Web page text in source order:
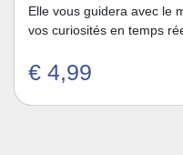
Elle vous guidera avec le
vos curiosités en temps
€ 4,99